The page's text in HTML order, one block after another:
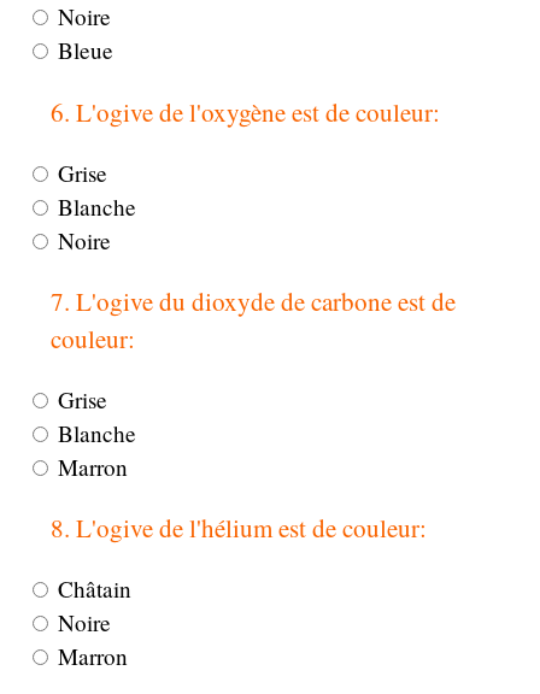
Noire
Bleue
6. L'ogive de l'oxygène est de couleur:
Grise
Blanche
Noire
7. L'ogive du dioxyde de carbone est de
couleur:
Grise
Blanche
Marron
8. L'ogive de l'hélium est de couleur:
Châtain
Noire
Marron